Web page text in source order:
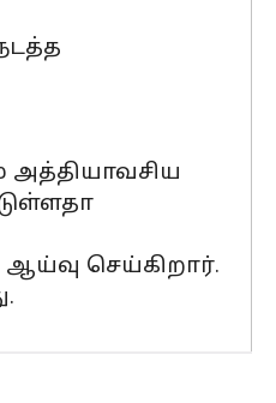
அத்தியாவசிய
செய்கிறார்.